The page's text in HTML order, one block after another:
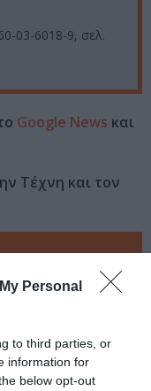
Personal
to third parties, or
information for
below opt-out
03-6018-9, σελ.
Google News και
Τέχνη και τον